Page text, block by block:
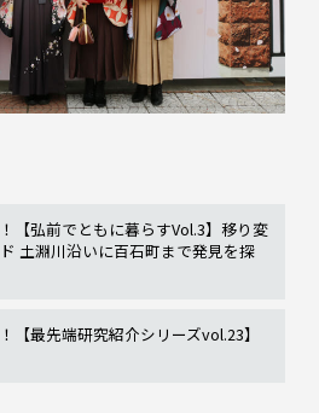
【弘前でともに暮らすVol.3】移り変
土淵川沿いに百石町まで発見を探
【最先端研究紹介シリーズvol.23】